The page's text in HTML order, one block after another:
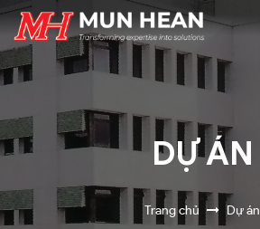
DỰ ÁN
Trang chủ Dự án